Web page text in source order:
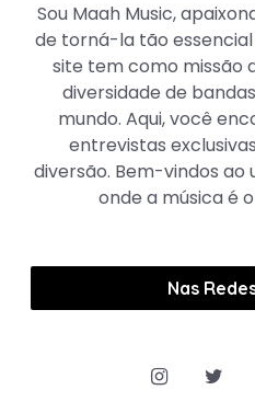
Sou Maah Music,
de torná-la tão
site tem como missão
diversidade de
mundo. Aqui, você
entrevistas
diversão. Bem-vindos ao
onde a música é
Nas